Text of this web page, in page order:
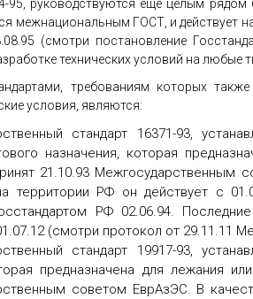
95, руководствуются ещё целым рядом
межнациональным ГОСТ, и действует
(смотри постановление
технических условий на любые
требованиям которых
условия, являются:
стандарт 16371-93,
назначения, которая
21.10.93 Межгосударственным
территории РФ он действует с
РФ 02.06.94.
(смотри протокол от 29.11.11
стандарт 19917-93,
предназначена для лежания
советом ЕврАзЭС. В